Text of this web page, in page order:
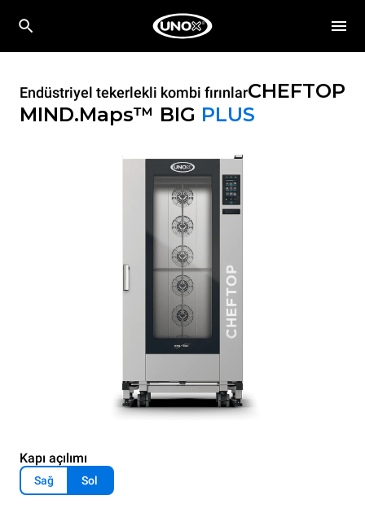
Endüstriyel tekerlekli kombi fırınlarCHEFTOP
MIND.Maps™ BIG PLUS
Kapı açılımı
Sağ Sol